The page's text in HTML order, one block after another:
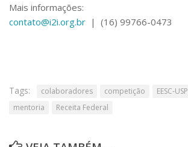
Apoio ao Estudante
Segurança, Trânsito e Prevenção
Assessorias e Mídias
Jornal da USP
Mais informações:
contato@i2i.org.br | (16) 99766-0473
Tags: colaboradores competição EESC-USP
mentoria
Receita Federal